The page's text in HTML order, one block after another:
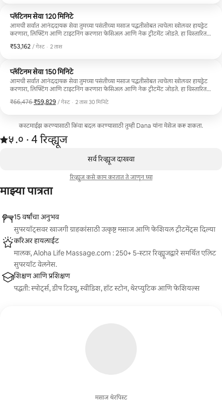
एमिनन्स ऑरगॅनिक बॉडी ऑइल यांचा समावेश आहे. हा अनुभव आनंददायी, आरामदायी आणि
पुनरुज्जीवन करणारा आहे.
प्लॅटिनम सेवा 120 मिनिटे
आमची सर्वात आनंददायक सेवा तुमच्या पसंतीच्या मसाज पद्धतीसोबत त्वचेला खोलवर हायड्रेट
करणारा, लिफ्टिंग आणि टाइटनिंग करणारा फेसिअल आणि नेक ट्रीटमेंट जोडते. हा विस्तारित
देखील आहे. यामध्ये तेजस्वी कांतीसाठी अरोमाथेरपी, हॉट स्टोन्स, हात आणि पायांसाठी गरम
मॉइश्चरायझर यांचा समावेश आहे.
₹53,162 / गेस्ट
₹53,162 प्रति गेस्ट
, · 2 तास
प्लॅटिनम सेवा 150 मिनिटे
आमची सर्वात आनंददायक सेवा तुमच्या पसंतीच्या मसाज पद्धतीसोबत त्वचेला खोलवर हायड्रेट
करणारा, लिफ्टिंग आणि टाइटनिंग करणारा फेसिअल आणि नेक ट्रीटमेंट जोडते. हा विस्तारित
देखील आहे. यामध्ये तेजस्वी कांतीसाठी अरोमाथेरपी, हॉट स्टोन्स, हात आणि पायांसाठी गरम
सिट्रस क्लीन्झ आणि एक्सफोलिएशन, काकडी टोनर, पेप्टाइड आय सीरम आणि कोरफड
मॉइश्चरायझर यांचा समावेश आहे.
₹66,476 ₹59,829₹59,829 प्रति गेस्ट, आधीची किंमत, ₹66,476
/ गेस्ट
, · 2 तास 30 मिनिटे
कस्टमाईझ करण्यासाठी किंवा बदल करण्यासाठी तुम्ही Dana यांना मेसेज करू शकता.
4 रिव्ह्यूजमधून 5 पैकी ५.० स्टार्स रेटिंग आहे
५.०
,
· 4 रिव्ह्यूज
सर्व रिव्ह्यूज दाखवा
रिव्ह्यूज कसे काम करतात ते जाणून घ्या
माझ्या पात्रता
मसाज थेरपिस्ट
15 वर्षांचा अनुभव
सुपरयॉट्सवर खाजगी ग्राहकांसाठी उत्कृष्ट मसाज आणि फेशियल ट्रीटमेंट्स दिल्या
करिअर हायलाईट
मालक, Aloha Life Massage.com : 250+ 5-स्टार रिव्ह्यूजद्वारे समर्थित एलिट
सुपरयॉट वेलनेस.
शिक्षण आणि प्रशिक्षण
पद्धती: स्पोर्ट्स, डीप टिश्यू, स्वीडिश, हॉट स्टोन, थेरप्युटिक आणि फेशियल्स